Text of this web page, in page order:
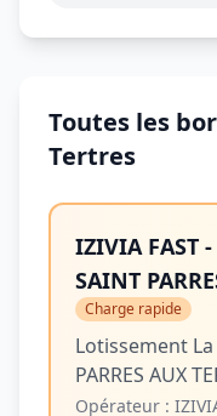
Toutes les
Tertres
IZIVIA FAST
SAINT
Charge rapide
Lotissement
PARRES AUX
Opérateur :